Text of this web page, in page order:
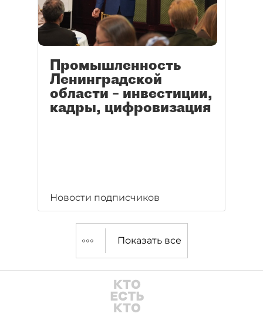
Промышленность
Ленинградской
области – инвестиции,
кадры, цифровизация
Новости подписчиков
Показать все